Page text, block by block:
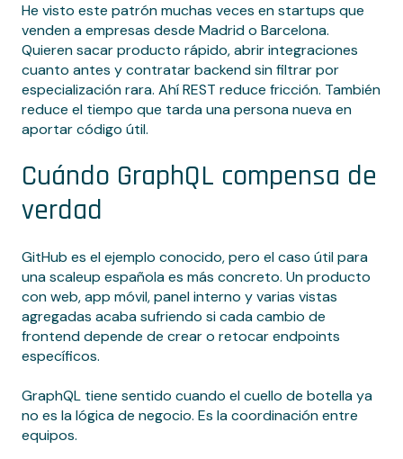
He visto este patrón muchas veces en startups que
venden a empresas desde Madrid o Barcelona.
Quieren sacar producto rápido, abrir integraciones
cuanto antes y contratar backend sin filtrar por
especialización rara. Ahí REST reduce fricción. También
reduce el tiempo que tarda una persona nueva en
aportar código útil.
Cuándo GraphQL compensa de
verdad
GitHub es el ejemplo conocido, pero el caso útil para
una scaleup española es más concreto. Un producto
con web, app móvil, panel interno y varias vistas
agregadas acaba sufriendo si cada cambio de
frontend depende de crear o retocar endpoints
específicos.
GraphQL tiene sentido cuando el cuello de botella ya
no es la lógica de negocio. Es la coordinación entre
equipos.